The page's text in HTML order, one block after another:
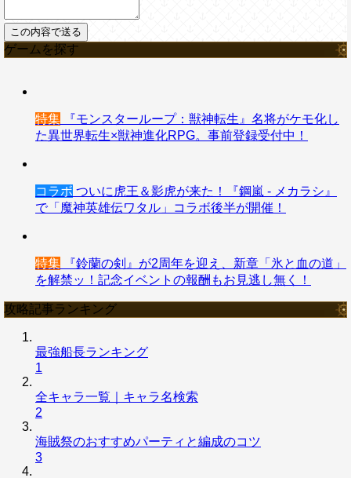
ゲームを探す
特集 『モンスターループ：獣神転生』名将がケモ化し
た異世界転生×獣神進化RPG。事前登録受付中！
コラボ ついに虎王＆影虎が来た！『鋼嵐 - メカラシ』
で「魔神英雄伝ワタル」コラボ後半が開催！
特集 『鈴蘭の剣』が2周年を迎え、新章「氷と血の道」
を解禁ッ！記念イベントの報酬もお見逃し無く！
攻略記事ランキング
最強船長ランキング
1
全キャラ一覧｜キャラ名検索
2
海賊祭のおすすめパーティと編成のコツ
3